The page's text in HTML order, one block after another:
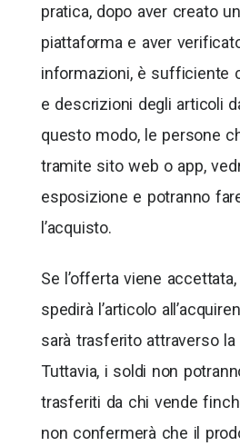
pratica, dopo aver creato
piattaforma e aver
informazioni, è sufficiente
e descrizioni degli articoli
questo modo, le persone
tramite sito web o app,
esposizione e potranno
l’acquisto.
Se l’offerta viene
spedirà l’articolo
sarà trasferito attraverso la
Tuttavia, i soldi non
trasferiti da chi vende
non confermerà che il